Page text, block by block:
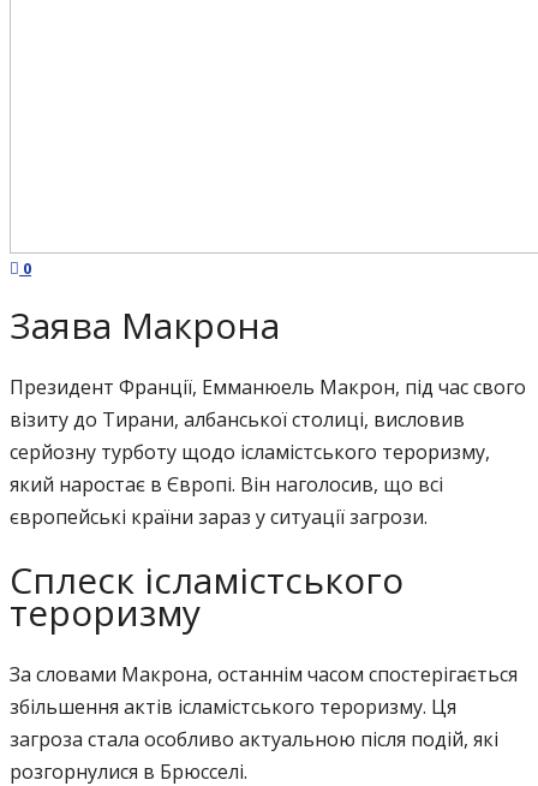
0
Заява Макрона
Президент Франції, Емманюель Макрон, під час свого
візиту до Тирани, албанської столиці, висловив
серйозну турботу щодо ісламістського тероризму,
який наростає в Європі. Він наголосив, що всі
європейські країни зараз у ситуації загрози.
Сплеск ісламістського
тероризму
За словами Макрона, останнім часом спостерігається
збільшення актів ісламістського тероризму. Ця
загроза стала особливо актуальною після подій, які
розгорнулися в Брюсселі.